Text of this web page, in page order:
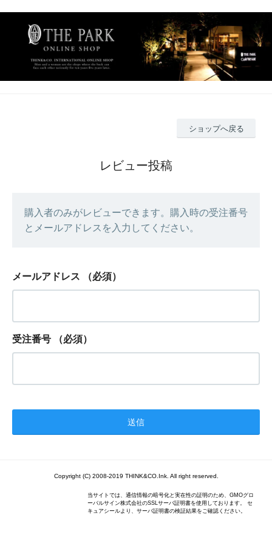
ショップへ戻る
レビュー投稿
購入者のみがレビューできます。購入時の受注番号
とメールアドレスを入力してください。
メールアドレス （必須）
受注番号 （必須）
Copyright (C) 2008-2019 THINK&CO.Ink. All right reserved.
当サイトでは、通信情報の暗号化と実在性の証明のため、GMOグロ
ーバルサイン株式会社のSSLサーバ証明書を使用しております。 セ
キュアシールより、サーバ証明書の検証結果をご確認ください。